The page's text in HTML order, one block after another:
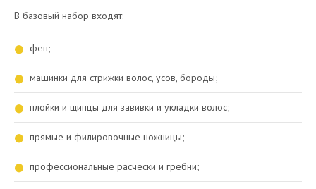
В базовый набор входят:
фен;
машинки для стрижки волос, усов, бороды;
плойки и щипцы для завивки и укладки волос;
прямые и филировочные ножницы;
профессиональные расчески и гребни;